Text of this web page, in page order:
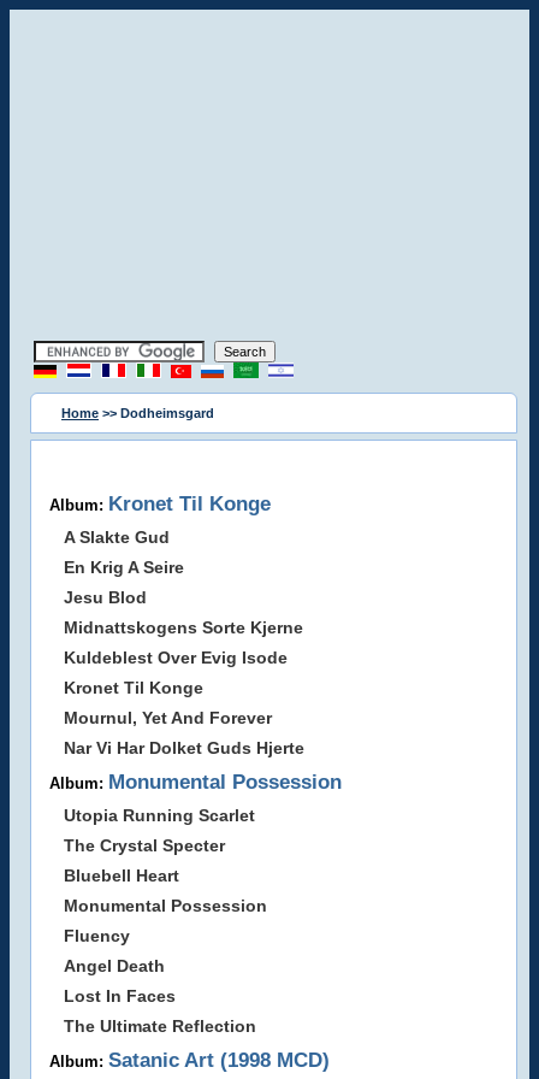
Home >> Dodheimsgard
Album: Kronet Til Konge
A Slakte Gud
En Krig A Seire
Jesu Blod
Midnattskogens Sorte Kjerne
Kuldeblest Over Evig Isode
Kronet Til Konge
Mournul, Yet And Forever
Nar Vi Har Dolket Guds Hjerte
Album: Monumental Possession
Utopia Running Scarlet
The Crystal Specter
Bluebell Heart
Monumental Possession
Fluency
Angel Death
Lost In Faces
The Ultimate Reflection
Album: Satanic Art (1998 MCD)